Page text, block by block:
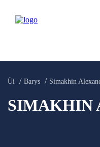
Üi Barys Simakhin
SIMAKHIN